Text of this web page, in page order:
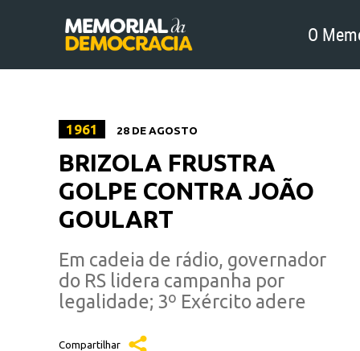
O
1961 28 DE AGOSTO
BRIZOLA FRUSTRA
GOLPE CONTRA JOÃO
GOULART
Em cadeia de rádio, governador
do RS lidera campanha por
legalidade; 3º Exército adere
Compartilhar